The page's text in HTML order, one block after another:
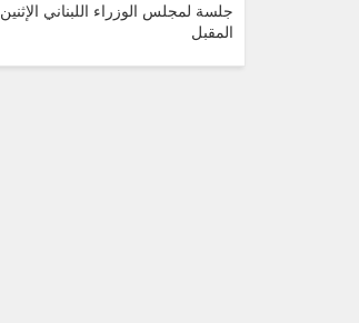
جلسة لمجلس الوزراء اللبناني الإثنين
المقبل